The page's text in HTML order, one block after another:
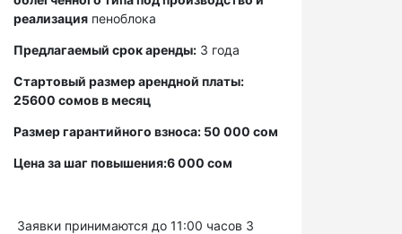
реализация пеноблока
Предлагаемый срок аренды: 3 года
Стартовый размер арендной платы:
25600 сомов в месяц
Размер гарантийного взноса: 50 000 сом
Цена за шаг повышения:6 000 сом
Заявки принимаются до 11:00 часов 3